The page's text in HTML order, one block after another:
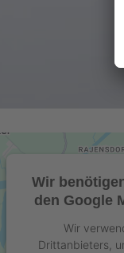
Wir
den Google
Wir
Drittanbieters,